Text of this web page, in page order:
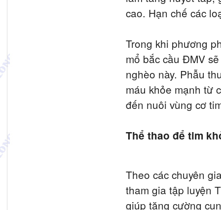
cao. Hạn chế các
Trong khi phương
mổ bắc cầu ĐMV
nghèo này. Phẫu
máu khỏe mạnh từ
đến nuôi vùng cơ
Thể thao để tim
Theo các chuyên
tham gia tập luyện
giúp tăng cường